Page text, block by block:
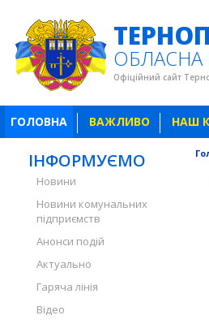
ОБЛАСНА
Офіційний сайт
ГОЛОВНА ВАЖЛИВО НАШ
ІНФОРМУЄМО
Новини
Новини комунальних
підприємств
Анонси подій
Актуально
Гаряча лінія
Відео